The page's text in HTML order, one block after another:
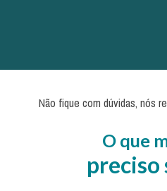
Não fique com dúvidas, nós
O que
preciso